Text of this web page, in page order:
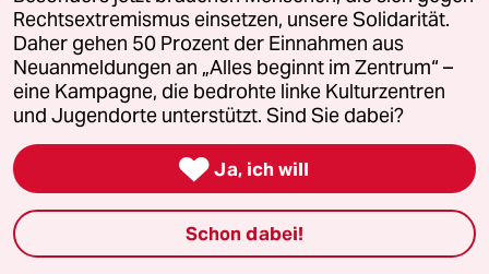
Kantine
Shop
Anzeigen
Fragen & Hilfe
Rechtsextremismus einsetzen, unsere Solidarität.
Daher gehen 50 Prozent der Einnahmen aus
Neuanmeldungen an „Alles beginnt im Zentrum“ –
eine Kampagne, die bedrohte linke Kulturzentren
und Jugendorte unterstützt. Sind Sie dabei?
 Ja, ich will
Schon dabei!